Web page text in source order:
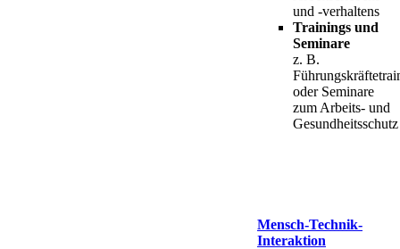
und -verhaltens
Trainings und
Seminare
z. B.
oder Seminare
zum Arbeits- und
Gesundheitsschutz
Mensch-Technik-
Interaktion